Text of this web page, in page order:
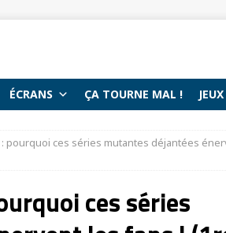
ÉCRANS ÇA TOURNE MAL ! JEUX
: pourquoi ces séries mutantes déjantées
ces séries